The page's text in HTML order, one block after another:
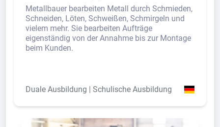
Metallbauer bearbeiten Metall durch Schmieden,
Schneiden, Löten, Schweißen, Schmirgeln und
vielem mehr. Sie bearbeiten Aufträge
eigenständig von der Annahme bis zur Montage
beim Kunden.
Duale Ausbildung | Schulische Ausbildung